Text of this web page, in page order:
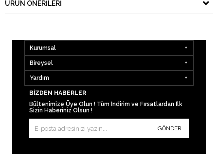
ÜRÜN ÖNERILERI
Kurumsal
Bireysel
Yardım
BIZDEN HABERLER
Bültenimize Üye Olun ! Tüm İndirim ve Fırsatlardan İlk
Sizin Haberiniz Olsun !
GÖNDER